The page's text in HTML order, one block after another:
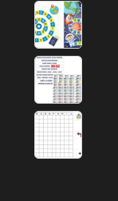
zł.
105,00 zł.
zł.
170,00 zł.